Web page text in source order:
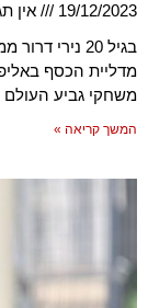
19/12/2023
אין
בגיל 20 נירי
מדליית הכסף
משחקי גביע העולם
המשך קריאה »